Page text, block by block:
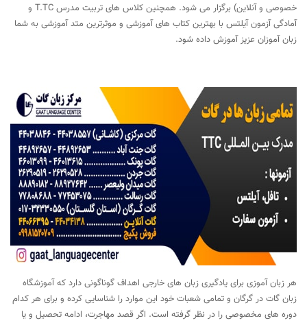
خصوصی و آنلاین) برگزار می شود. همچنین کلاس های تربیت مدرس T.TC و
آمادگی آزمون آیلتس با بهترین کتاب های آموزشی و موثرترین متد آموزشی به شما
زبان آموزان عزیز آموزش داده شود.
هر زبان آموزی برای یادگیری زبان های خارجی اهداف گوناگونی دارد که آموزشگاه
زبان گات در گرگان و تمامی شعبات خود این موارد را شناسایی کرده و برای هر کدام
دوره های مخصوصی را در نظر گرفته است. اگر قصد مهاجرت، ادامه تحصیل و یا